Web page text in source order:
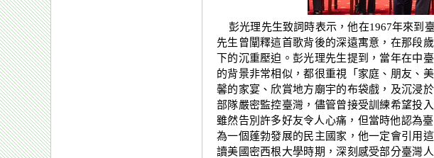
彭光理先生致詞時表示，他在1967年來到
先生曾闡釋這首歌背後的深遠寓意，在那段
下的沉重壓迫。彭光理先生提到，當年在中
的背景非常相似，都很重視「家庭、朋友、
馨的家宴、欣賞地方廟宇的布袋戲，及沉浸
部隊嚴密監控臺灣，儘管曾接受訓練希望投
雖然告別許多好友令人心痛，但當時他認為
為一個蓬勃發展的民主國家，他一定會引用
讀美國密西根大學時期，深刻感受部分臺灣